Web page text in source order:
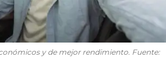
y de mejor rendimiento. Fuente: